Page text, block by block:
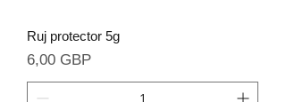
Ruj protector 5g
Preț
6,00 GBP